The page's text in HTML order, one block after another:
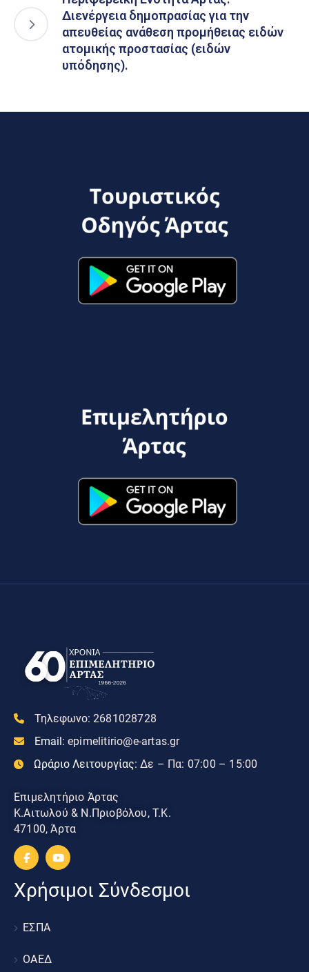
Διενέργεια δημοπρασίας για την
απευθείας ανάθεση προμήθειας ειδών
ατομικής προστασίας (ειδών
υπόδησης).
Τηλεφωνο: 2681028728
Email: epimelitirio@e-artas.gr
Ωράριο Λειτουργίας: Δε – Πα: 07:00 – 15:00
Επιμελητήριο Άρτας
Κ.Αιτωλού & Ν.Πριοβόλου, Τ.Κ.
47100, Άρτα
Χρήσιμοι Σύνδεσμοι
ΕΣΠΑ
ΟΑΕΔ